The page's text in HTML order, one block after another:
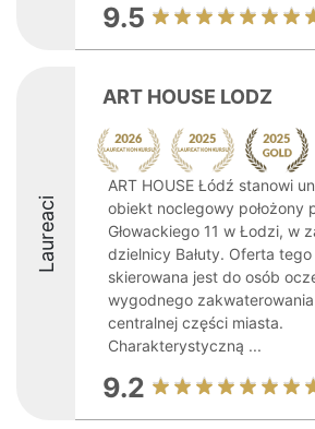
9.5
Laureaci
ART HOUSE LODZ
ART HOUSE Łódź stanowi
obiekt noclegowy położony
Głowackiego 11 w Łodzi, w
dzielnicy Bałuty. Oferta tego
skierowana jest do osób
wygodnego
centralnej części miasta.
Charakterystyczną ...
9.2